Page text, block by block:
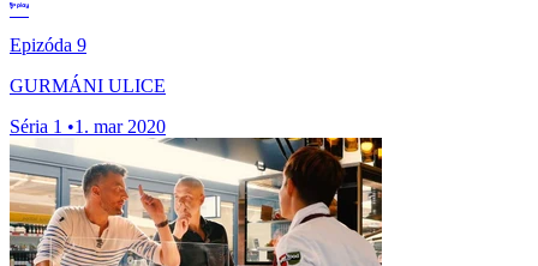
Epizóda 9
GURMÁNI ULICE
Séria 1 •1. mar 2020